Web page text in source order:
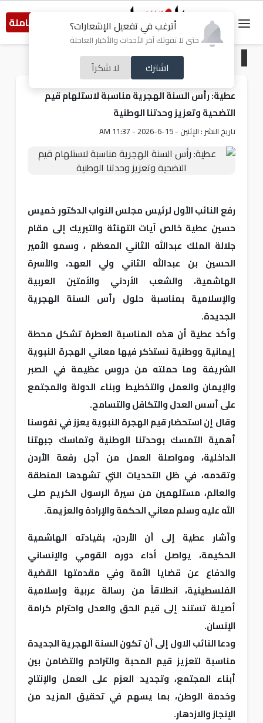
أترغب في تفعيل الإشعارات؟
حتى لا تفوتك آخر الأحداث والأخبار العاجلة
اشترك لا شكراً
النسخة الكاملة
أردنيات
عطية: رأس السنة الهجرية مناسبة لاستلهام قيم
التضحية وتعزيز وحدتنا الوطنية
تاريخ النشر : الإثنين - 15-6-2026 - 11:37 AM
رفع النائب الأول لرئيس مجلس النواب الدكتور خميس
حسين عطية خالص آيات التهنئة والتبريك إلى مقام
جلالة الملك عبدالله الثاني المعظم ، وسمو الأمير
الحسين بن عبدالله الثاني ولي العهد، والأسرة
الهاشمية، والشعب الأردني والأمتين العربية
والإسلامية بمناسبة حلول رأس السنة الهجرية
الجديدة.
وأكد عطية أن هذه المناسبة العطرة تشكل محطة
إيمانية ووطنية نستذكر فيها معاني الهجرة النبوية
الشريفة وما حملته من دروس عظيمة في الصبر
والإيمان والعمل والتخطيط وبناء الدولة والمجتمع
على أسس العدل والتكافل والتسامح.
وقال إن استحضار قيم الهجرة النبوية يعزز في نفوسنا
أهمية التمسك بوحدتنا الوطنية وتماسك جبهتنا
الداخلية، ومواصلة العمل من أجل رفعة الأردن
وتقدمه، في ظل التحديات التي تشهدها المنطقة
والعالم، مستلهمين من سيرة الرسول الكريم صلى
الله عليه وسلم معاني الحكمة والإرادة والعزيمة.
وأشار عطية إلى أن الأردن، بقيادته الهاشمية
الحكيمة، يواصل أداء دوره القومي والإنساني
والدفاع عن قضايا الأمة وفي مقدمتها القضية
الفلسطينية، انطلاقاً من رسالة عربية وإسلامية
أصيلة تستند إلى قيم الحق والعدل واحترام كرامة
الإنسان.
ودعا النائب الاول إلى أن تكون السنة الهجرية الجديدة
مناسبة لتعزيز قيم المحبة والتراحم والتضامن بين
أبناء المجتمع، وتجديد العزم على العمل والإنتاج
وخدمة الوطن، بما يسهم في تحقيق المزيد من
الإنجاز والازدهار.